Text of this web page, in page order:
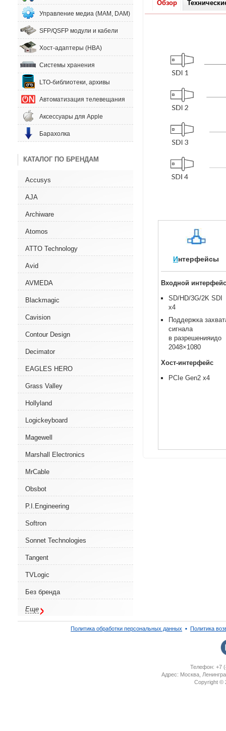
Управление медиа (MAM, DAM)
SFP/QSFP модули и кабели
Хост-адаптеры (HBA)
Системы хранения
LTO-библиотеки, архивы
Автоматизация телевещания
Аксессуары для Apple
Барахолка
КАТАЛОГ ПО БРЕНДАМ
Accusys
AJA
Archiware
Atomos
ATTO Technology
Avid
AVMEDA
Blackmagic
Cavision
Contour Design
Decimator
EAGLES HERO
Grass Valley
Hollyland
Logickeyboard
Magewell
Marshall Electronics
MrCable
Obsbot
P.I.Engineering
Softron
Sonnet Technologies
Tangent
TVLogic
Без бренда
Еще
Обзор
Интерфейсы
Входной интерфейс
SD/HD/3G/2K SDI
x4
Поддержка
сигнала
в разрешенияидо
2048×1080
Хост-интерфейс
PCIe Gen2 x4
Политика обработки персональных данных ▪ Политика
Телефон: +7
Адрес: Москва,
Copyright ©